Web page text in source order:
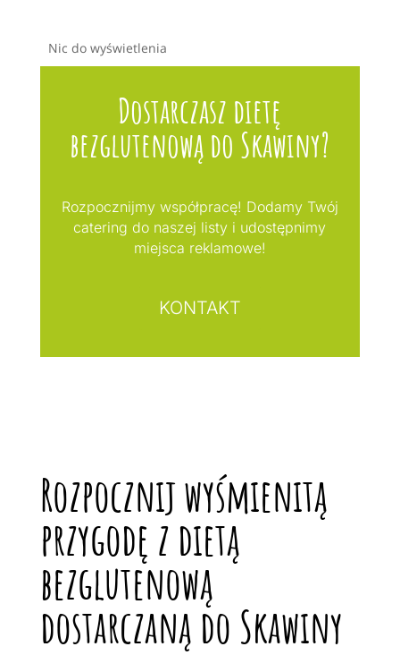
Nic do wyświetlenia
Dostarczasz dietę
bezglutenową do Skawiny?
Rozpocznijmy współpracę! Dodamy Twój
catering do naszej listy i udostępnimy
miejsca reklamowe!
KONTAKT
Rozpocznij wyśmienitą
przygodę z dietą
bezglutenową
dostarczaną do Skawiny